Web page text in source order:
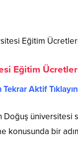
Eğitim
Eğitim
Aktif Tıklayın
Doğuş
konusunda bir